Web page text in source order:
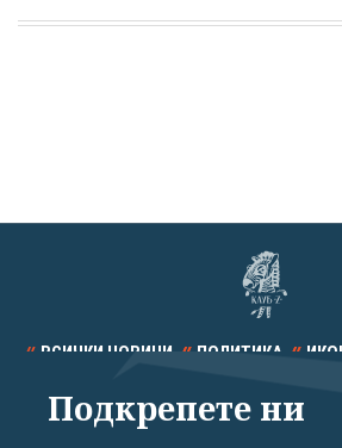
ВСИЧКИ НОВИНИ ПОЛИТИКА
СПОРТ КУЛТУРА ТЕХНОЛОГИИ
Подкрепете ни